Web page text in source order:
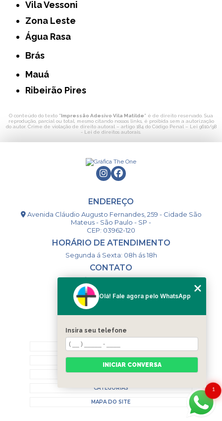
Vila Vessoni
Zona Leste
Água Rasa
Brás
Mauá
Ribeirão Pires
O conteúdo do texto "Impressão Adesivo Vila Matilde" é de direito reservado. Sua
reprodução, parcial ou total, mesmo citando nossos links, é proibida sem a autorização
do autor. Crime de violação de direito autoral – artigo 184 do Código Penal – Lei 9610/98
- Lei de direitos autorais
ENDEREÇO
Avenida Cláudio Augusto Fernandes, 259 - Cidade São
Mateus - São Paulo - SP -
CEP: 03962-120
HORÁRIO DE ATENDIMENTO
Segunda á Sexta: 08h ás 18h
CONTATO
(11) 98993-9556
togsm1@gmail.com
MENU
HOME
CONTATO
CATEGORIAS
MAPA DO SITE
1
Olá! Fale agora pelo WhatsApp
Insira seu telefone
INICIAR CONVERSA